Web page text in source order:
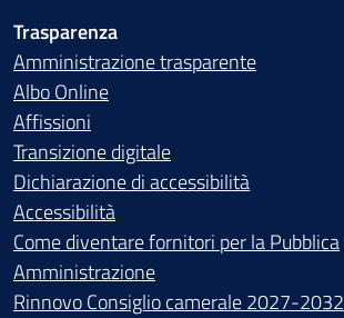
Trasparenza
Amministrazione trasparente
Albo Online
Affissioni
Transizione digitale
Dichiarazione di accessibilità
Accessibilità
Come diventare fornitori per la Pubblica
Amministrazione
Rinnovo Consiglio camerale 2027-2032